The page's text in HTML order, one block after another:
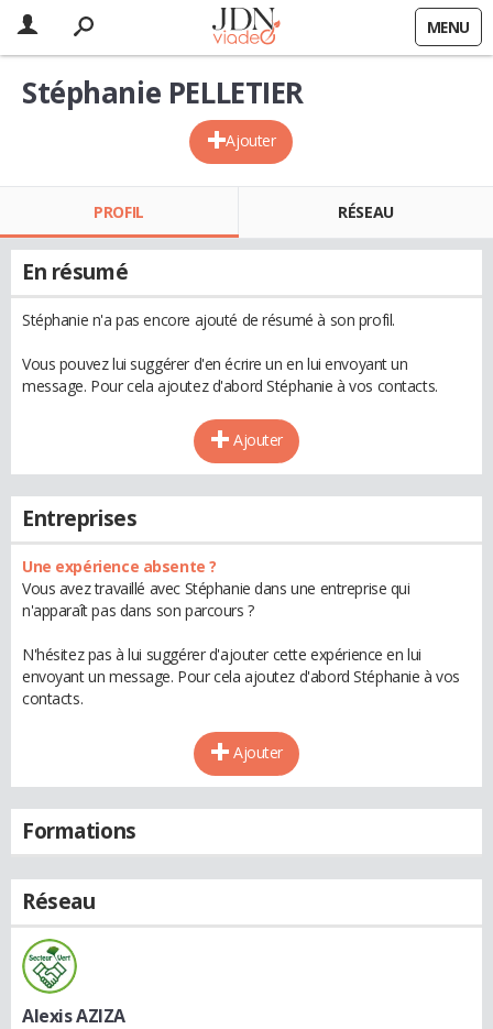
MENU
Ajouter
Stéphanie PELLETIER
PROFIL RÉSEAU
En résumé
Stéphanie n'a pas encore ajouté de résumé à son profil.
Vous pouvez lui suggérer d'en écrire un en lui envoyant un
message. Pour cela ajoutez d'abord Stéphanie à vos contacts.
Ajouter
Entreprises
Une expérience absente ?
Vous avez travaillé avec Stéphanie dans une entreprise qui
n'apparaît pas dans son parcours ?
N'hésitez pas à lui suggérer d'ajouter cette expérience en lui
envoyant un message. Pour cela ajoutez d'abord Stéphanie à vos
contacts.
Ajouter
Formations
Réseau
Alexis AZIZA